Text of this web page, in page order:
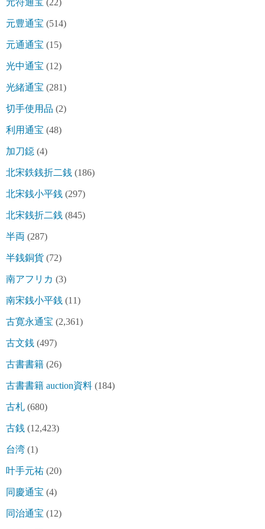
元符通宝 (22)
元豊通宝 (514)
元通通宝 (15)
光中通宝 (12)
光緒通宝 (281)
切手使用品 (2)
利用通宝 (48)
加刀鐚 (4)
北宋鉄銭折二銭 (186)
北宋銭小平銭 (297)
北宋銭折二銭 (845)
半両 (287)
半銭銅貨 (72)
南アフリカ (3)
南宋銭小平銭 (11)
古寛永通宝 (2,361)
古文銭 (497)
古書書籍 (26)
古書書籍 auction資料 (184)
古札 (680)
古銭 (12,423)
台湾 (1)
叶手元祐 (20)
同慶通宝 (4)
同治通宝 (12)